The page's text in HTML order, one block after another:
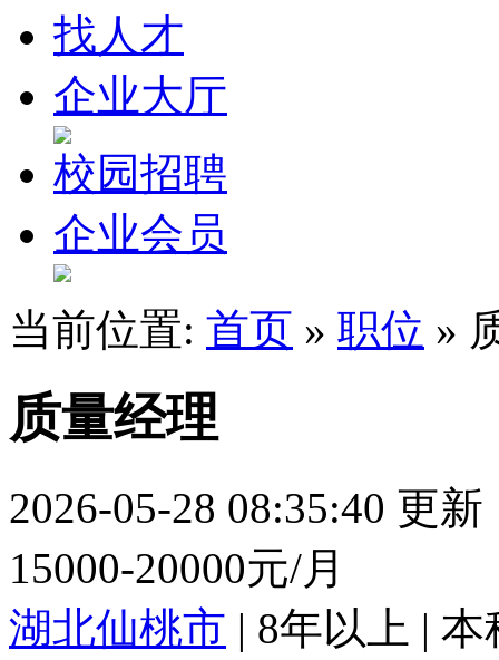
找人才
企业大厅
校园招聘
企业会员
当前位置: 首页 » 职位 »
质量经理
2026-05-28 08:35:40 更新
15000-20000元/月
湖北仙桃市 | 8年以上 | 本